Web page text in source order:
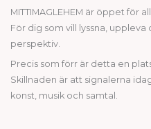
MITTIMAGLEHEM är öppet för
För dig som vill lyssna,
perspektiv.
Precis som förr är detta en
Skillnaden är att signalerna
konst, musik och samtal.